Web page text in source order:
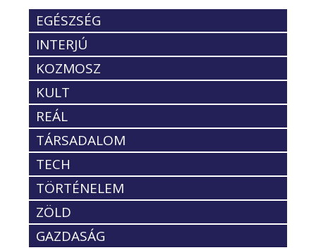
EGÉSZSÉG
INTERJÚ
KOZMOSZ
KULT
REÁL
TÁRSADALOM
TECH
TÖRTÉNELEM
ZÖLD
GAZDASÁG